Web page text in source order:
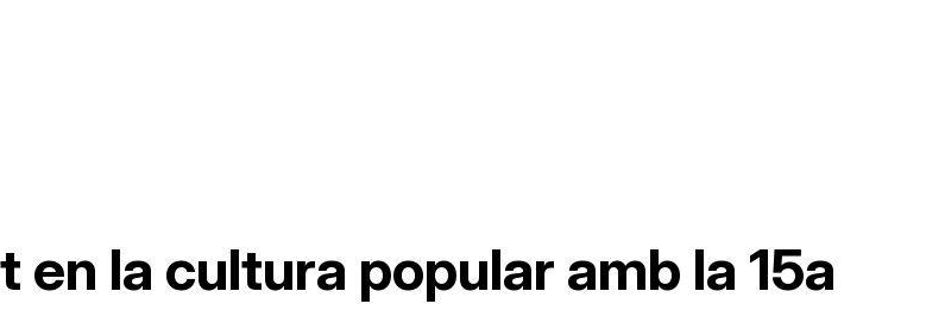
la cultura popular amb la 15a